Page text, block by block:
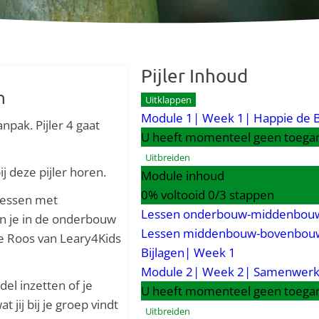
Pijler 4 gaat
deze pijler horen.
met
je in de onderbouw
van Leary4Kids
inzetten of je
jij bij je groep vindt
Pijler Inhoud
Uitklappen
Module 1| Week 1| Happie de
U heeft momenteel geen
Uitbreiden
Module inhoud
0% voltooid 0/3 stappen
Lessen onderbouw-
Lessen middenbouw-
Bijlagen| Week 1
Module 2| Week 2|
U heeft momenteel geen
Uitbreiden